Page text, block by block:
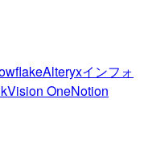
Alteryxインフォ
Vision OneNotion